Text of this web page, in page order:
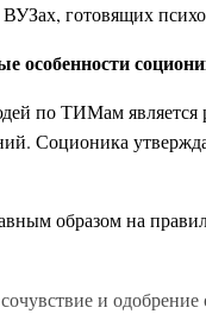
готовящих
особенности
по ТИМам является
Соционика
образом на
сочувствие и